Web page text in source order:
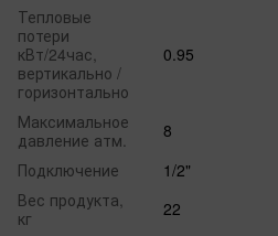
Тепловые
потери
кВт/24час,
вертикально /
горизонтально
0.95
Максимальное
давление атм.
8
Подключение
1/2"
Вес продукта,
кг
22